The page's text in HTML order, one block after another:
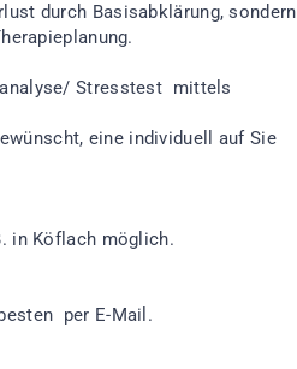
durch Basisabklärung, sondern
Stresstest mittels
eine individuell auf Sie
in Köflach möglich.
per E-Mail.